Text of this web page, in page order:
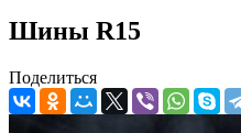
Шины R15
Поделиться